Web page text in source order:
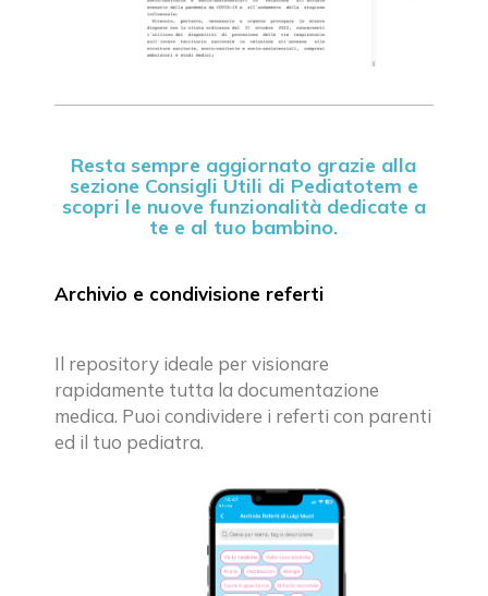
Resta sempre aggiornato grazie alla
sezione Consigli Utili di Pediatotem e
scopri le nuove funzionalità dedicate a
te e al tuo bambino.
Archivio e condivisione referti
Il repository ideale per visionare
rapidamente tutta la documentazione
medica. Puoi condividere i referti con parenti
ed il tuo pediatra.